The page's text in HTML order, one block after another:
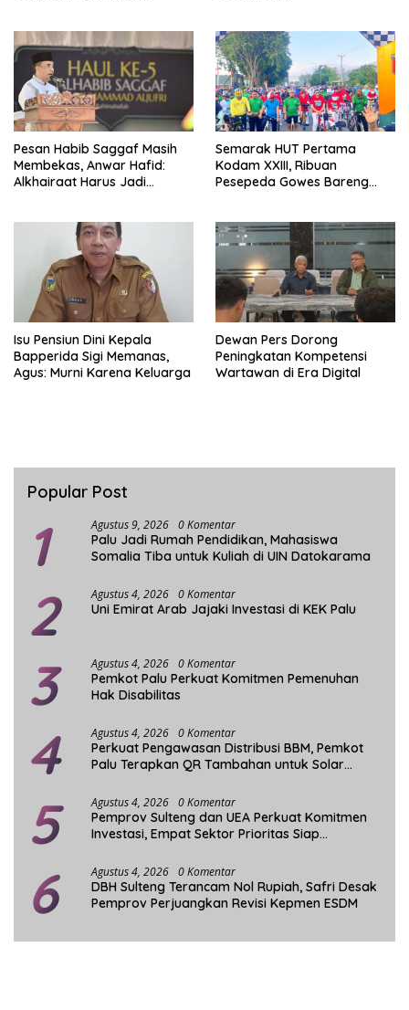
Pesan Habib Saggaf Masih
Membekas, Anwar Hafid:
Alkhairaat Harus Jadi
Semarak HUT Pertama
Kodam XXIII, Ribuan
Pesepeda Gowes Bareng
Isu Pensiun Dini Kepala
Bapperida Sigi Memanas,
Agus: Murni Karena Keluarga
Dewan Pers Dorong
Peningkatan Kompetensi
Wartawan di Era Digital
Popular Post
1 Agustus 9, 2026 0 Komentar
Palu Jadi Rumah Pendidikan, Mahasiswa
Somalia Tiba untuk Kuliah di UIN Datokarama
2 Agustus 4, 2026 0 Komentar
Uni Emirat Arab Jajaki Investasi di KEK Palu
3 Agustus 4, 2026 0 Komentar
Pemkot Palu Perkuat Komitmen Pemenuhan
Hak Disabilitas
4 Agustus 4, 2026 0 Komentar
Perkuat Pengawasan Distribusi BBM, Pemkot
Palu Terapkan QR Tambahan untuk Solar
5 Agustus 4, 2026 0 Komentar
Pemprov Sulteng dan UEA Perkuat Komitmen
Investasi, Empat Sektor Prioritas Siap
6 Agustus 4, 2026 0 Komentar
DBH Sulteng Terancam Nol Rupiah, Safri Desak
Pemprov Perjuangkan Revisi Kepmen ESDM